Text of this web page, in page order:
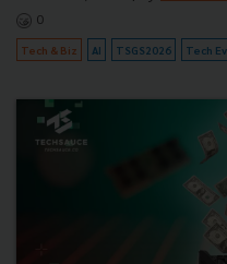
0
Tech & Biz AI TSGS2026 Tech